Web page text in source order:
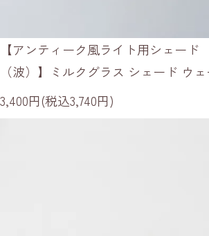
【アンティーク風ライト用シェー
（波）】ミルクグラス シェード ウ
3,400円(税込3,740円)